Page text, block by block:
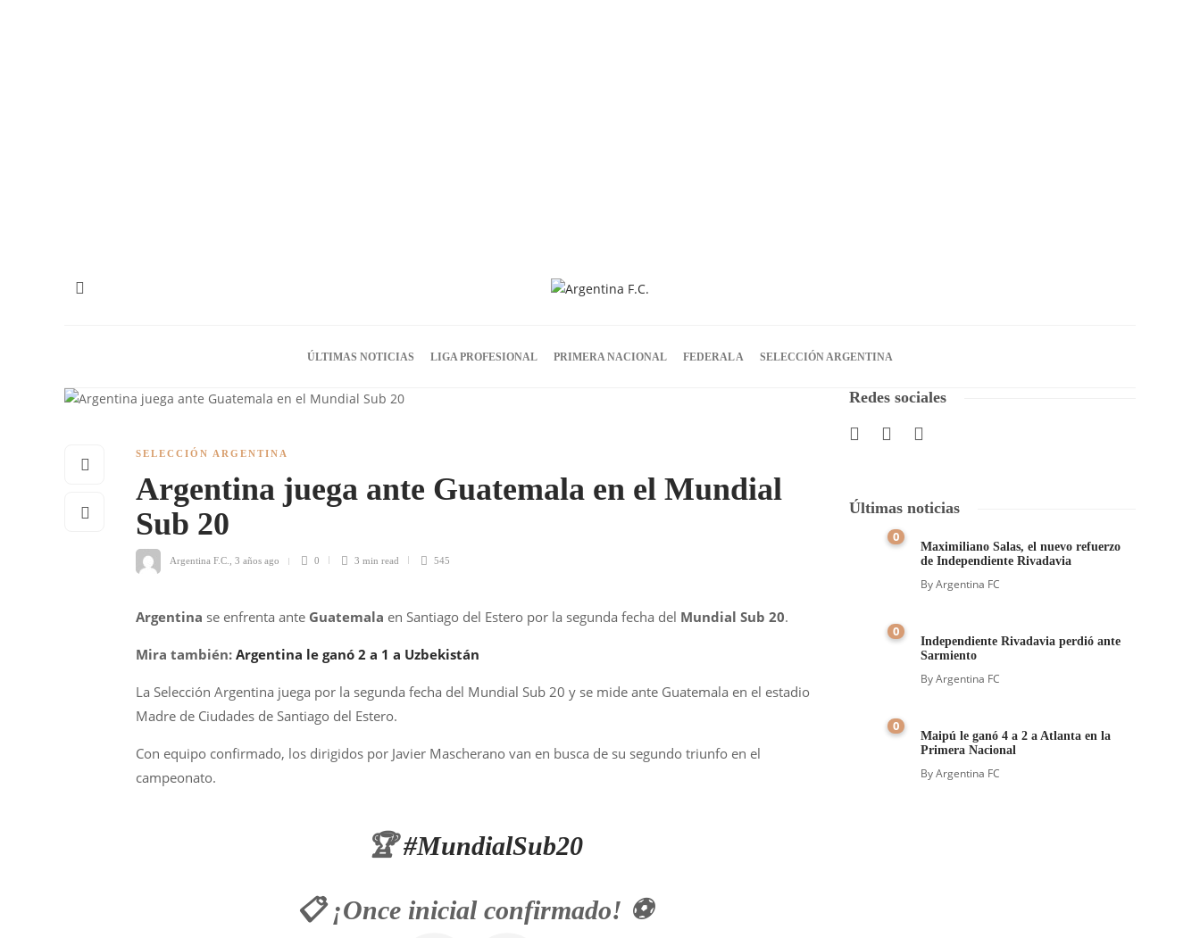
ÚLTIMAS NOTICIAS LIGA PROFESIONAL PRIMERA NACIONAL FEDERAL A SELECCIÓN ARGENTINA
SELECCIÓN ARGENTINA
Argentina juega ante Guatemala en el Mundial
Sub 20
Argentina F.C. 3 años ago 0 3 min read 545
Argentina se enfrenta ante Guatemala en Santiago del Estero por la segunda fecha del Mundial Sub 20.
Mira también: Argentina le ganó 2 a 1 a Uzbekistán
La Selección Argentina juega por la segunda fecha del Mundial Sub 20 y se mide ante Guatemala en el estadio
Madre de Ciudades de Santiago del Estero.
Con equipo confirmado, los dirigidos por Javier Mascherano van en busca de su segundo triunfo en el
campeonato.
🏆#MundialSub20
📋 ¡Once inicial confirmado! ⚽
Redes sociales
Últimas noticias
0
Maximiliano Salas, el nuevo refuerzo
de Independiente Rivadavia
ByArgentina FC
0
Independiente Rivadavia perdió ante
Sarmiento
ByArgentina FC
0
Maipú le ganó 4 a 2 a Atlanta en la
Primera Nacional
ByArgentina FC